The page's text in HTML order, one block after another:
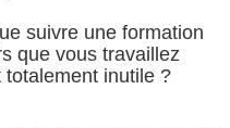
suivre une formation
que vous travaillez
inutile ?